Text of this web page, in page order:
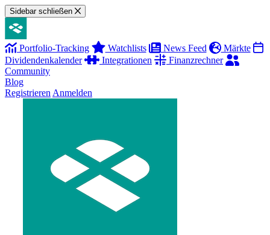
Sidebar schließen
Portfolio-Tracking Watchlists News Feed
Märkte
Dividendenkalender
Integrationen
Finanzrechner
Community
Blog
Registrieren Anmelden